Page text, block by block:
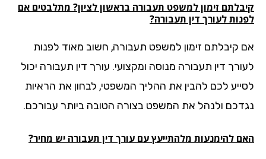
זימון למשפטתעבורהבראשון לציון? מתלבטים אם
לעורך דין תעבורה?
קיבלתם זימון למשפט תעבורה, חשוב מאוד לפנות
דין תעבורה מנוסה ומקצועי. עורך דין תעבורה יכול
לכם להבין את ההליך המשפטי, לבחון את הראיות
ולנהל את המשפט בצורה הטובה ביותר עבורכם.
להימנעות מלהתייעץ עם עורך דין תעבורה יש מחיר?